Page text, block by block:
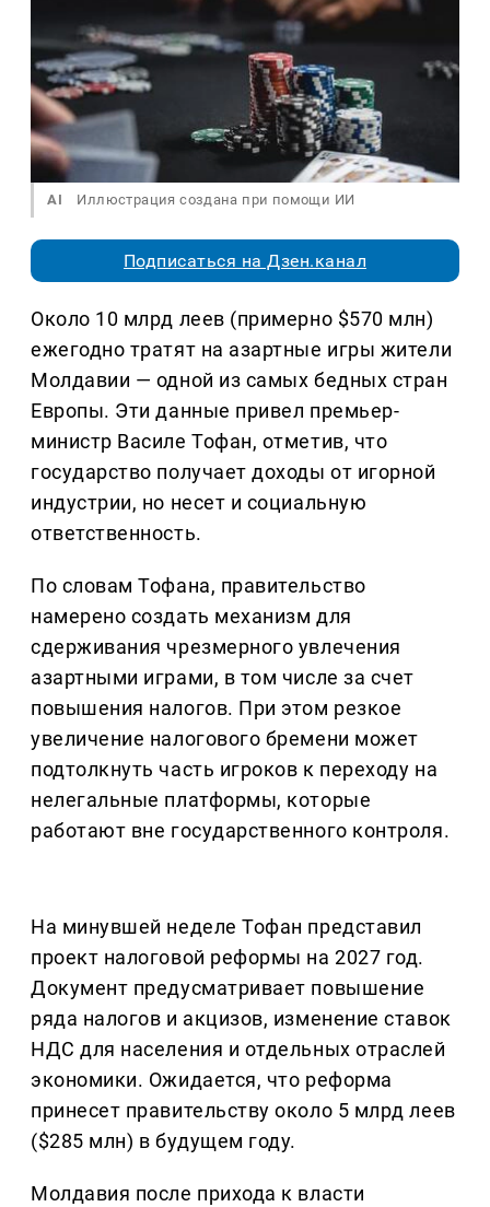
AI Иллюстрация создана при помощи ИИ
Подписаться на Дзен.канал
Около 10 млрд леев (примерно $570 млн)
ежегодно тратят на азартные игры жители
Молдавии — одной из самых бедных стран
Европы. Эти данные привел премьер-
министр Василе Тофан, отметив, что
государство получает доходы от игорной
индустрии, но несет и социальную
ответственность.
По словам Тофана, правительство
намерено создать механизм для
сдерживания чрезмерного увлечения
азартными играми, в том числе за счет
повышения налогов. При этом резкое
увеличение налогового бремени может
подтолкнуть часть игроков к переходу на
нелегальные платформы, которые
работают вне государственного контроля.
На минувшей неделе Тофан представил
проект налоговой реформы на 2027 год.
Документ предусматривает повышение
ряда налогов и акцизов, изменение ставок
НДС для населения и отдельных отраслей
экономики. Ожидается, что реформа
принесет правительству около 5 млрд леев
($285 млн) в будущем году.
Молдавия после прихода к власти